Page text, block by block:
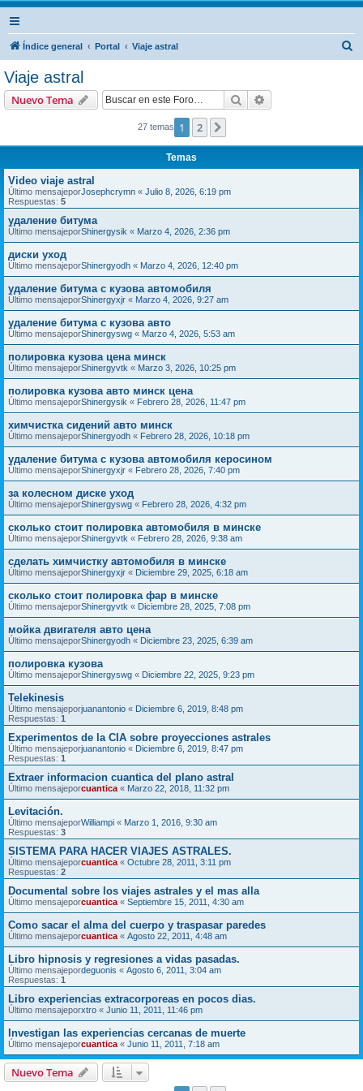
Índice general Portal Viaje astral
Viaje astral
Nuevo Tema Buscar
27 temas 1 2
Temas
Video viaje astral
Último mensajeporJosephcrymn « Julio 8, 2026, 6:19 pm
Respuestas: 5
удаление битума
Último mensajeporShinergysik « Marzo 4, 2026, 2:36 pm
диски уход
Último mensajeporShinergyodh « Marzo 4, 2026, 12:40 pm
удаление битума с кузова автомобиля
Último mensajeporShinergyxjr « Marzo 4, 2026, 9:27 am
удаление битума с кузова авто
Último mensajeporShinergyswg « Marzo 4, 2026, 5:53 am
полировка кузова цена минск
Último mensajeporShinergyvtk « Marzo 3, 2026, 10:25 pm
полировка кузова авто минск цена
Último mensajeporShinergysik « Febrero 28, 2026, 11:47 pm
химчистка сидений авто минск
Último mensajeporShinergyodh « Febrero 28, 2026, 10:18 pm
удаление битума с кузова автомобиля керосином
Último mensajeporShinergyxjr « Febrero 28, 2026, 7:40 pm
за колесном диске уход
Último mensajeporShinergyswg « Febrero 28, 2026, 4:32 pm
сколько стоит полировка автомобиля в минске
Último mensajeporShinergyvtk « Febrero 28, 2026, 9:38 am
сделать химчистку автомобиля в минске
Último mensajeporShinergyxjr « Diciembre 29, 2025, 6:18 am
сколько стоит полировка фар в минске
Último mensajeporShinergyvtk « Diciembre 28, 2025, 7:08 pm
мойка двигателя авто цена
Último mensajeporShinergyodh « Diciembre 23, 2025, 6:39 am
полировка кузова
Último mensajeporShinergyswg « Diciembre 22, 2025, 9:23 pm
Telekinesis
Último mensajeporjuanantonio « Diciembre 6, 2019, 8:48 pm
Respuestas: 1
Experimentos de la CIA sobre proyecciones astrales
Último mensajeporjuanantonio « Diciembre 6, 2019, 8:47 pm
Respuestas: 1
Extraer informacion cuantica del plano astral
Último mensajeporcuantica « Marzo 22, 2018, 11:32 pm
Levitación.
Último mensajeporWilliampi « Marzo 1, 2016, 9:30 am
Respuestas: 3
SISTEMA PARA HACER VIAJES ASTRALES.
Último mensajeporcuantica « Octubre 28, 2011, 3:11 pm
Respuestas: 2
Documental sobre los viajes astrales y el mas alla
Último mensajeporcuantica « Septiembre 15, 2011, 4:30 am
Como sacar el alma del cuerpo y traspasar paredes
Último mensajeporcuantica « Agosto 22, 2011, 4:48 am
Libro hipnosis y regresiones a vidas pasadas.
Último mensajepordeguonis « Agosto 6, 2011, 3:04 am
Respuestas: 1
Libro experiencias extracorporeas en pocos dias.
Último mensajeporxtro « Junio 11, 2011, 11:46 pm
Investigan las experiencias cercanas de muerte
Último mensajeporcuantica « Junio 11, 2011, 7:18 am
Nuevo Tema